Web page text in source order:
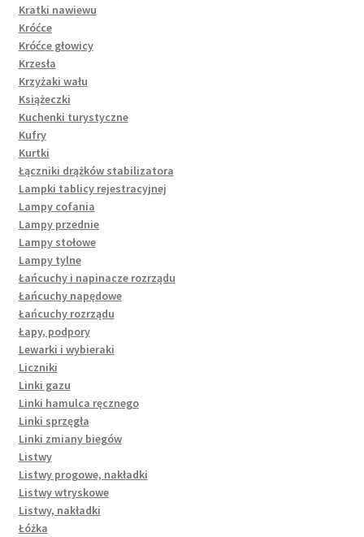
Kratki nawiewu
Króćce
Króćce głowicy
Krzesła
Krzyżaki wału
Książeczki
Kuchenki turystyczne
Kufry
Kurtki
Łączniki drążków stabilizatora
Lampki tablicy rejestracyjnej
Lampy cofania
Lampy przednie
Lampy stołowe
Lampy tylne
Łańcuchy i napinacze rozrządu
Łańcuchy napędowe
Łańcuchy rozrządu
Łapy, podpory
Lewarki i wybieraki
Liczniki
Linki gazu
Linki hamulca ręcznego
Linki sprzęgła
Linki zmiany biegów
Listwy
Listwy progowe, nakładki
Listwy wtryskowe
Listwy, nakładki
Łóżka